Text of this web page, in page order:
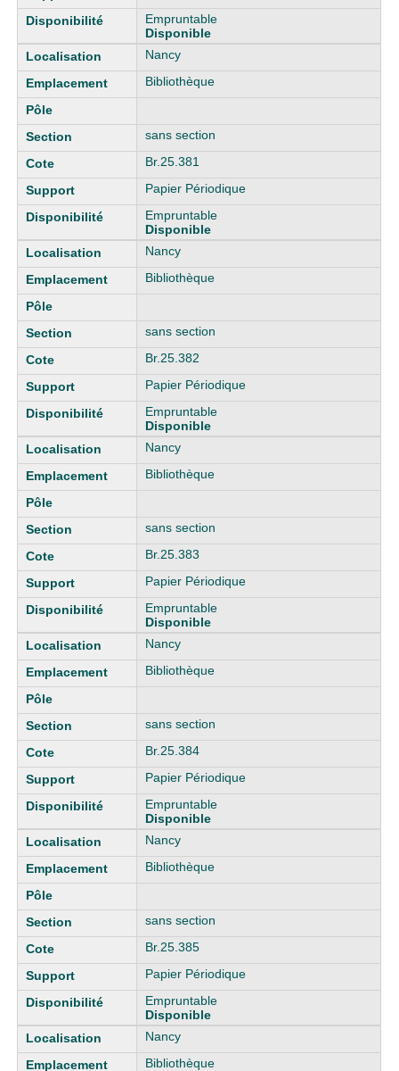
Empruntable
Disponible
Nancy
Bibliothèque
sans section
Br.25.381
Papier Périodique
Empruntable
Disponible
Nancy
Bibliothèque
sans section
Br.25.382
Papier Périodique
Empruntable
Disponible
Nancy
Bibliothèque
sans section
Br.25.383
Papier Périodique
Empruntable
Disponible
Nancy
Bibliothèque
sans section
Br.25.384
Papier Périodique
Empruntable
Disponible
Nancy
Bibliothèque
sans section
Br.25.385
Papier Périodique
Empruntable
Disponible
Nancy
Bibliothèque